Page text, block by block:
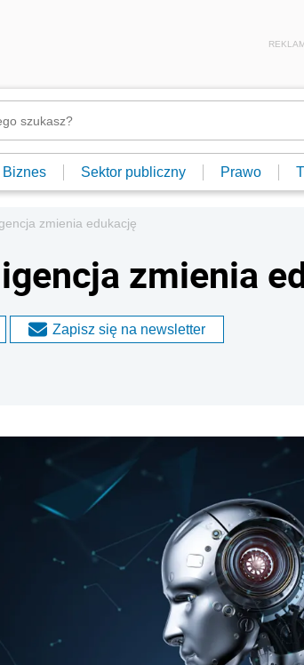
Biznes Sektor publiczny Prawo
zmienia edukację
zmienia
Zapisz się na newsletter